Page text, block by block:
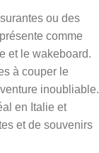
ou des
comme
et le wakeboard.
à couper le
inoubliable.
en Italie et
et de souvenirs